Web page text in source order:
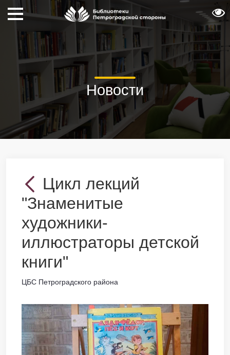
Новости
Цикл лекций
"Знаменитые
художники-
иллюстраторы детской
книги"
ЦБС Петроградского района